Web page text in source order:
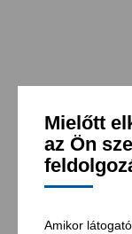
Mielőtt
az Ön
Amikor